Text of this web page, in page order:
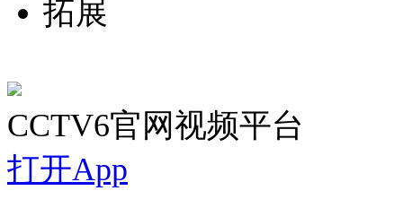
拓展
CCTV6官网视频平台
打开App